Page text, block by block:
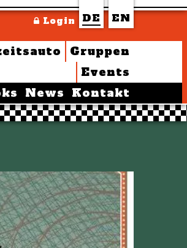
DE EN
Login
Gruppen
Events
News Kontakt